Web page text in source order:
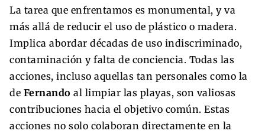
La tarea que enfrentamos es monumental, y va
más allá de reducir el uso de plástico o madera.
Implica abordar décadas de uso indiscriminado,
contaminación y falta de conciencia. Todas las
acciones, incluso aquellas tan personales como la
de Fernando al limpiar las playas, son valiosas
contribuciones hacia el objetivo común. Estas
acciones no solo colaboran directamente en la